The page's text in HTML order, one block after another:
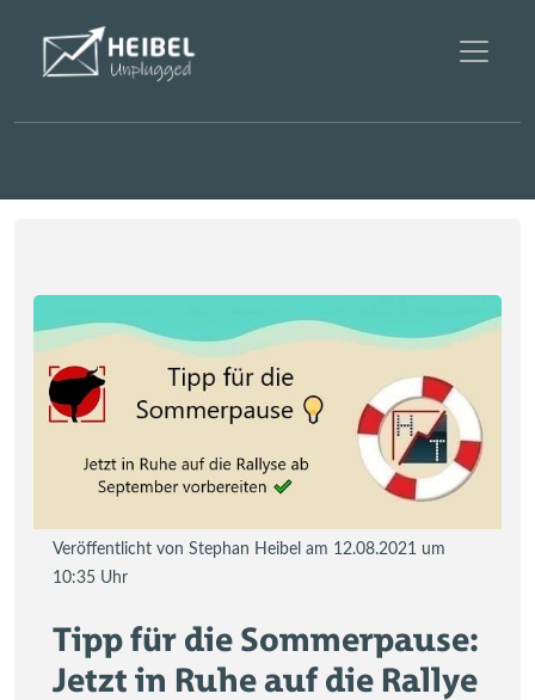
Veröffentlicht von Stephan Heibel am 12.08.2021 um
10:35 Uhr
Tipp für die Sommerpause:
Jetzt in Ruhe auf die Rallye